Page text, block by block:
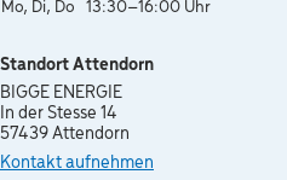
Mo, Di, Do
13:30–16:00 Uhr
Standort Attendorn
BIGGE ENERGIE
In der Stesse 14
57439 Attendorn
Kontakt aufnehmen